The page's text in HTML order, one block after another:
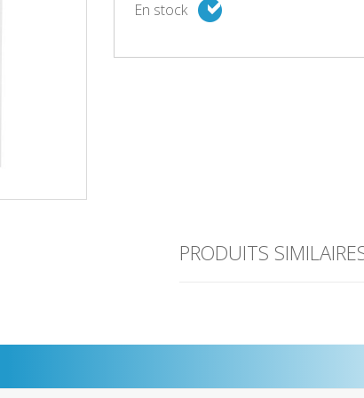
En stock
PRODUITS